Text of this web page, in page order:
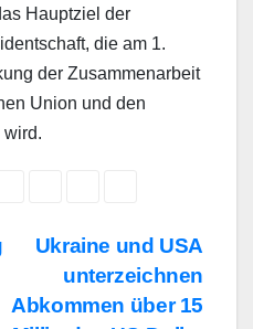
Hauptziel der
die am 1.
der Zusammenarbeit
Union und den
wird.
Ukraine und USA
unterzeichnen
Abkommen über 15